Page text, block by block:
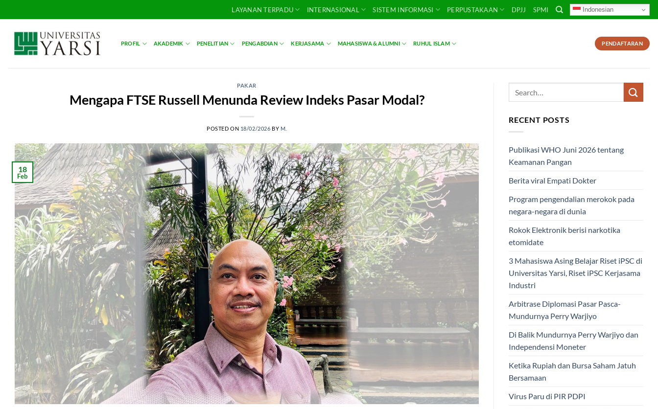
to
content
LAYANAN TERPADU INTERNASIONAL SISTEM INFORMASI PERPUSTAKAAN DPJJ SPMI Indonesian
PROFIL AKADEMIK PENELITIAN PENGABDIAN KERJASAMA MAHASISWA & ALUMNI RUHUL ISLAM PENDAFTARAN
PAKAR
Mengapa FTSE Russell Menunda Review Indeks Pasar Modal?
POSTED ON 18/02/2026 BY M.
18
Feb
RECENT POSTS
Publikasi WHO Juni 2026 tentang
Keamanan Pangan
Berita viral Empati Dokter
Program pengendalian merokok pada
negara-negara di dunia
Rokok Elektronik berisi narkotika
etomidate
3 Mahasiswa Asing Belajar Riset iPSC di
Universitas Yarsi, Riset iPSC Kerjasama
Industri
Arbitrase Diplomasi Pasar Pasca-
Mundurnya Perry Warjiyo
Di Balik Mundurnya Perry Warjiyo dan
Independensi Moneter
Ketika Rupiah dan Bursa Saham Jatuh
Bersamaan
Virus Paru di PIR PDPI